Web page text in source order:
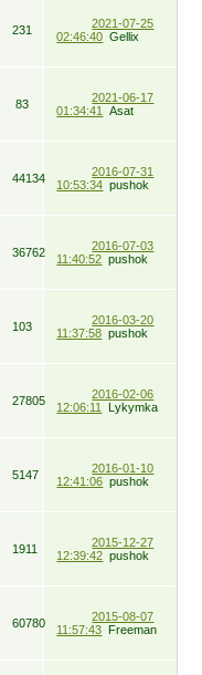
231
2021-07-25
02:46:40 Gellix
83
2021-06-17
01:34:41
Asat
44134
2016-07-31
10:53:34 pushok
36762
2016-07-03
11:40:52 pushok
103
2016-03-20
11:37:58 pushok
27805
2016-02-06
12:06:11
Lykymka
5147
2016-01-10
12:41:06 pushok
1911
2015-12-27
12:39:42 pushok
60780
2015-08-07
11:57:43 Freeman